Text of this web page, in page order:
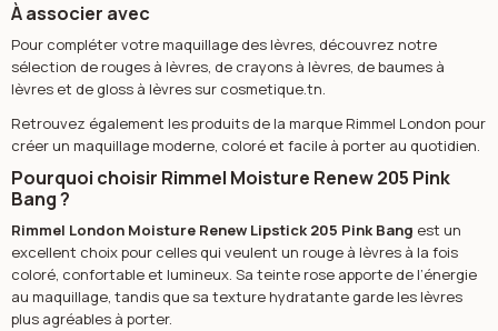
À associer avec
Pour compléter votre maquillage des lèvres, découvrez notre
sélection de rouges à lèvres, de crayons à lèvres, debaumes à
lèvreset de gloss à lèvressur cosmetique.tn.
Retrouvez également les produits de la marque Rimmel London pour
créer un maquillage moderne, coloré et facile à porter au quotidien.
Pourquoi choisir Rimmel Moisture Renew 205 Pink
Bang ?
Rimmel London Moisture Renew Lipstick 205 Pink Bang est un
excellent choix pour celles qui veulent un rouge à lèvres à la fois
coloré, confortable et lumineux. Sa teinte rose apporte de l’énergie
au maquillage, tandis que sa texture hydratante garde les lèvres
plus agréables à porter.